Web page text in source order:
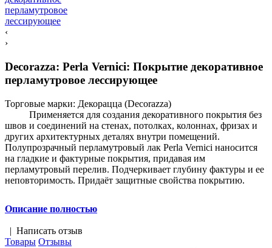
‹
›
Decorazza: Perla Vernici: Покрытие декоративное
перламутровое лессирующее
Торговые марки: Декорацца (Decorazza)
Применяется для создания декоративного покрытия без
швов и соединений на стенах, потолках, колоннах, фризах и
других архитектурных деталях внутри помещений.
Полупрозрачный перламутровый лак Perla Vernici наносится
на гладкие и фактурные покрытия, придавая им
перламутровый перелив. Подчеркивает глубину фактуры и ее
неповторимость. Придаёт защитные свойства покрытию.
Описание полностью
| Написать отзыв
Товары Отзывы